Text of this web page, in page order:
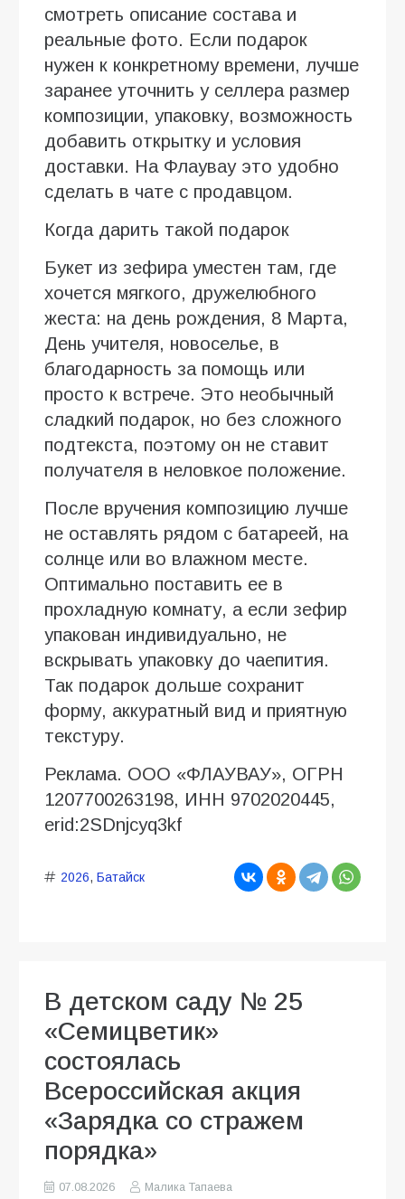
смотреть описание состава и
реальные фото. Если подарок
нужен к конкретному времени, лучше
заранее уточнить у селлера размер
композиции, упаковку, возможность
добавить открытку и условия
доставки. На Флаувау это удобно
сделать в чате с продавцом.
Когда дарить такой подарок
Букет из зефира уместен там, где
хочется мягкого, дружелюбного
жеста: на день рождения, 8 Марта,
День учителя, новоселье, в
благодарность за помощь или
просто к встрече. Это необычный
сладкий подарок, но без сложного
подтекста, поэтому он не ставит
получателя в неловкое положение.
После вручения композицию лучше
не оставлять рядом с батареей, на
солнце или во влажном месте.
Оптимально поставить ее в
прохладную комнату, а если зефир
упакован индивидуально, не
вскрывать упаковку до чаепития.
Так подарок дольше сохранит
форму, аккуратный вид и приятную
текстуру.
Реклама. ООО «ФЛАУВАУ», ОГРН
1207700263198, ИНН 9702020445,
erid:2SDnjcyq3kf
2026, Батайск
В детском саду № 25
«Семицветик»
состоялась
Всероссийская акция
«Зарядка со стражем
порядка»
07.08.2026
Малика Тапаева